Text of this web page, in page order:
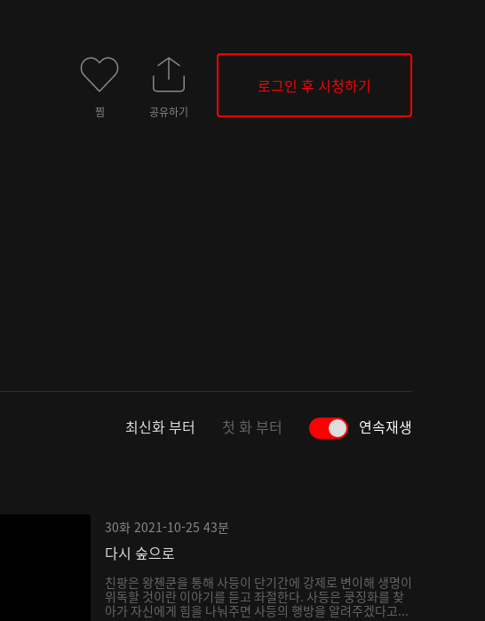
찜 공유하기
로그인 후 시청하기
최신화 부터 첫 화 부터 연속재생
30화 2021-10-25 43분
다시 숲으로
친팡은 왕첸쿤을 통해 사등이 단기간에 강제로 변이해 생명이
위독할 것이란 이야기를 듣고 좌절한다. 사등은 쿵징화를 찾
아가 자신에게 힘을 나눠주면 사등의 행방을 알려주겠다고...